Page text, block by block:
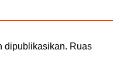
dipublikasikan. Ruas